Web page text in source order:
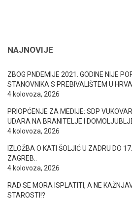
NAJNOVIJE
ZBOG PNDEMIJE 2021. GODINE NIJE
STANOVNIKA S PREBIVALIŠTEM U
4 kolovoza, 2026
PRIOPĆENJE ZA MEDIJE: SDP
UDARA NA BRANITELJE I
4 kolovoza, 2026
IZLOŽBA O KATI ŠOLJIĆ U ZADRU DO
ZAGREB..
4 kolovoza, 2026
RAD SE MORA ISPLATITI, A NE
STAROSTI!?